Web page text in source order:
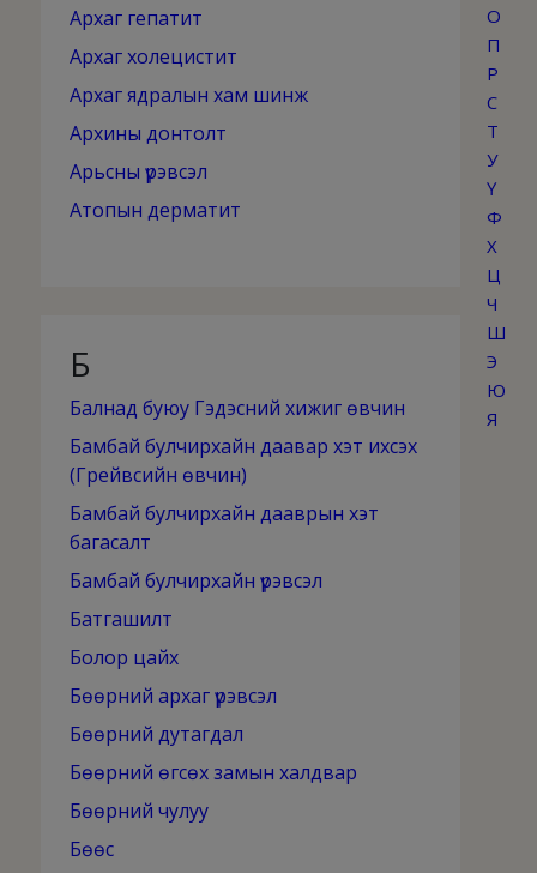
О
П
Р
С
Т
У
Ү
Ф
Х
Ц
Ч
Ш
Э
Ю
Я
Архаг гепатит
Архаг холецистит
Архаг ядралын хам шинж
Архины донтолт
Арьсны үрэвсэл
Атопын дерматит
Б
Балнад буюу Гэдэсний хижиг өвчин
Бамбай булчирхайн даавар хэт ихсэх
(Грейвсийн өвчин)
Бамбай булчирхайн дааврын хэт
багасалт
Бамбай булчирхайн үрэвсэл
Батгашилт
Болор цайх
Бөөрний архаг үрэвсэл
Бөөрний дутагдал
Бөөрний өгсөх замын халдвар
Бөөрний чулуу
Бөөс